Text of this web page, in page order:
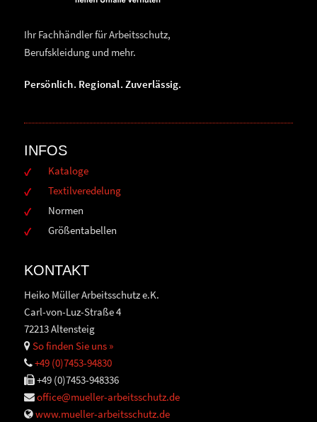
Ihr Fachhändler für Arbeitsschutz,
Berufskleidung und mehr.
Persönlich. Regional. Zuverlässig.
INFOS
Kataloge
Textilveredelung
Normen
Größentabellen
KONTAKT
Heiko Müller Arbeitsschutz e.K.
Carl-von-Luz-Straße 4
72213 Altensteig
So finden Sie uns »
+49 (0)7453-94830
+49 (0)7453-948336
office@mueller-arbeitsschutz.de
www.mueller-arbeitsschutz.de